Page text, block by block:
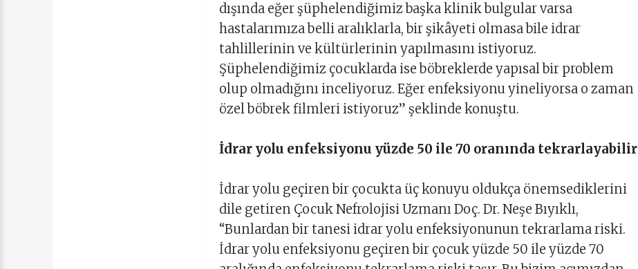
dışında eğer şüphelendiğimiz başka klinik bulgular varsa
hastalarımıza belli aralıklarla, bir şikâyeti olmasa bile idrar
tahlillerinin ve kültürlerinin yapılmasını istiyoruz.
Şüphelendiğimiz çocuklarda ise böbreklerde yapısal bir problem
olup olmadığını inceliyoruz. Eğer enfeksiyonu yineliyorsa o zaman
özel böbrek filmleri istiyoruz” şeklinde konuştu.
İdrar yolu enfeksiyonu yüzde 50 ile 70 oranında tekrarlayabilir
İdrar yolu geçiren bir çocukta üç konuyu oldukça önemsediklerini
dile getiren Çocuk Nefrolojisi Uzmanı Doç. Dr. Neşe Bıyıklı,
“Bunlardan bir tanesi idrar yolu enfeksiyonunun tekrarlama riski.
İdrar yolu enfeksiyonu geçiren bir çocuk yüzde 50 ile yüzde 70